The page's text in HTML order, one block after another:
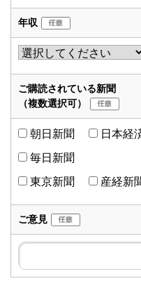
年収
ご購読されている新聞
（複数選択可）
朝日新聞 日本経
毎日新聞
東京新聞
産経新
ご意見